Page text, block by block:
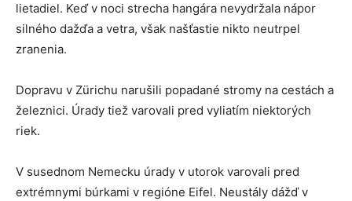
lietadiel. Keď v noci strecha hangára nevydržala nápor
silného dažďa a vetra, však našťastie nikto neutrpel
zranenia.
Dopravu v Zürichu narušili popadané stromy na cestách a
železnici. Úrady tiež varovali pred vyliatím niektorých
riek.
V susednom Nemecku úrady v utorok varovali pred
extrémnymi búrkami v regióne Eifel. Neustály dážď v